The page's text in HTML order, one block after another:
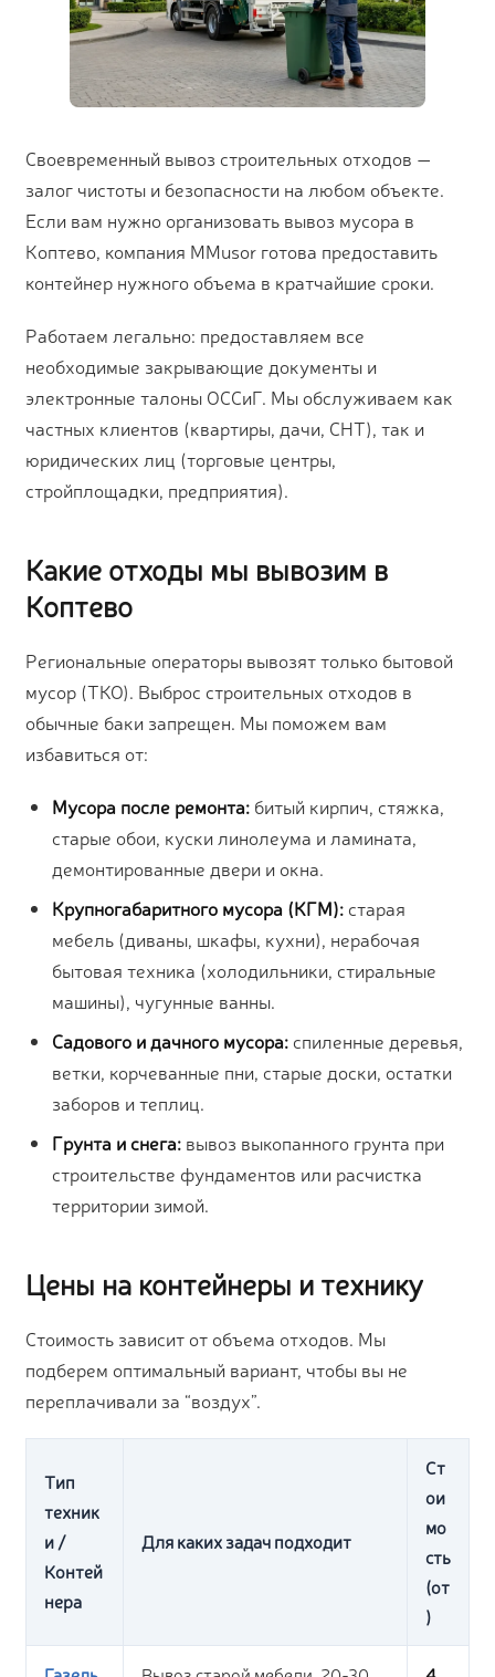
Своевременный вывоз строительных отходов —
залог чистоты и безопасности на любом объекте.
Если вам нужно организовать вывоз мусора в
Коптево, компания MMusor готова предоставить
контейнер нужного объема в кратчайшие сроки.
Работаем легально: предоставляем все
необходимые закрывающие документы и
электронные талоны ОССиГ. Мы обслуживаем как
частных клиентов (квартиры, дачи, СНТ), так и
юридических лиц (торговые центры,
стройплощадки, предприятия).
Какие отходы мы вывозим в
Коптево
Региональные операторы вывозят только бытовой
мусор (ТКО). Выброс строительных отходов в
обычные баки запрещен. Мы поможем вам
избавиться от:
Мусора после ремонта: битый кирпич, стяжка,
старые обои, куски линолеума и ламината,
демонтированные двери и окна.
Крупногабаритного мусора (КГМ): старая
мебель (диваны, шкафы, кухни), нерабочая
бытовая техника (холодильники, стиральные
машины), чугунные ванны.
Садового и дачного мусора: спиленные деревья,
ветки, корчеванные пни, старые доски, остатки
заборов и теплиц.
Грунта и снега: вывоз выкопанного грунта при
строительстве фундаментов или расчистка
территории зимой.
Цены на контейнеры и технику
Стоимость зависит от объема отходов. Мы
подберем оптимальный вариант, чтобы вы не
переплачивали за “воздух”.
Тип
техник
и /
Контей
нера
Для каких задач подходит
Ст
ои
мо
сть
(от
)